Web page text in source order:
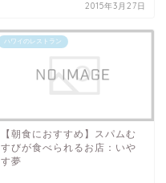
2015年3月27日
ハワイのレストラン
【朝食におすすめ】スパムむ
すびが食べられるお店：いや
す夢